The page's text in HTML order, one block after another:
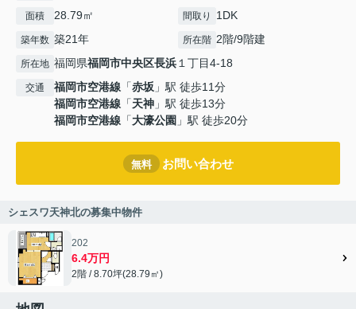
面積 28.79㎡ 間取り 1DK
築年数 築21年 所在階 2階/9階建
所在地 福岡県福岡市中央区長浜１丁目4-18
交通 福岡市空港線 「赤坂 」駅 徒歩11分
福岡市空港線 「天神 」駅 徒歩13分
福岡市空港線 「大濠公園 」駅 徒歩20分
無料 お問い合わせ
シェスワ天神北の募集中物件
202
6.4万円
2階 / 8.70坪(28.79㎡)